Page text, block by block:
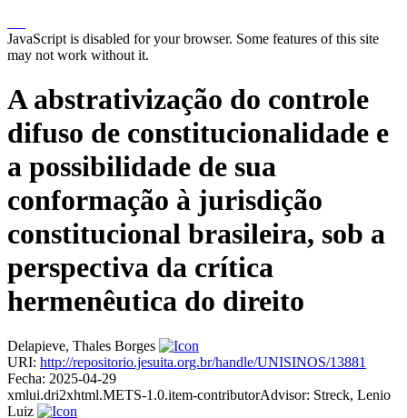
JavaScript is disabled for your browser. Some features of this site
may not work without it.
A abstrativização do controle
difuso de constitucionalidade e
a possibilidade de sua
conformação à jurisdição
constitucional brasileira, sob a
perspectiva da crítica
hermenêutica do direito
Delapieve, Thales Borges
URI: http://repositorio.jesuita.org.br/handle/UNISINOS/13881
Fecha: 2025-04-29
xmlui.dri2xhtml.METS-1.0.item-contributorAdvisor: Streck, Lenio
Luiz